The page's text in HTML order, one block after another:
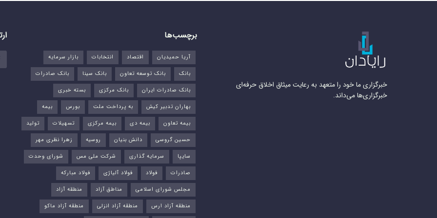
خبرگزاری ما خود را متعهد به رعایت میثاق اخلاق حرفه‌ای
خبرگزاری‌ها می‌داند.
برچسب‌ها
آریا حمیدیان اقتصاد انتخابات
بازار سرمایه
بانک
بانک توسعه تعاون بانک سینا
بانک صادرات
بانک صادرات ایران
بانک مرکزی
بسته خبری
بهاران تدبیر کیش
به پرداخت ملت بورس‌
بیمه
بیمه تعاون
بیمه دی بیمه مرکزی تسهیلات
تولید
حسین گروسی
دانش بنیان روسیه
زهرا نظری مهر
سایپا
سرمایه گذاری شرکت ملی مس
شورای وحدت
صادرات
فولاد فولاد آلیاژی
فولاد مبارکه
مجلس شورای اسلامی
مناطق آزاد
منطقه آزاد
منطقه آزاد ارس
منطقه آزاد انزلی منطقه آزاد ماکو